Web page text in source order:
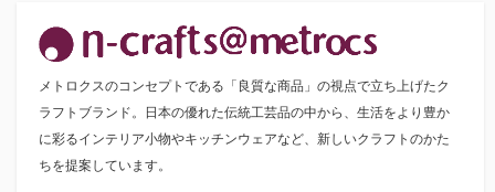
ペ
ー
ジ
送
メトロクスのコンセプトである「良質な商品」の視点で立ち上げたク
ラフトブランド。日本の優れた伝統工芸品の中から、生活をより豊か
に彩るインテリア小物やキッチンウェアなど、新しいクラフトのかた
ちを提案しています。